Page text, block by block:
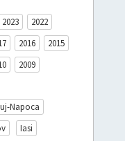
2023
2022
2016
2015
2009
Napoca
Iasi